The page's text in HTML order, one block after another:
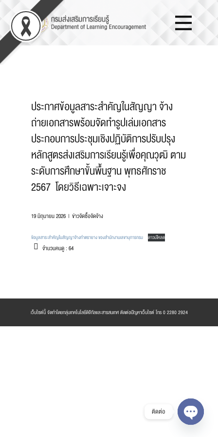
ประกาศข้อมูลสาระสำคัญในสัญญา จ้าง
ถ่ายเอกสารพร้อมจัดทำรูปเล่มเอกสาร
ประกอบการประชุมเชิงปฏิบัติการปรับปรุง
หลักสูตรส่งเสริมการเรียนรู้เพื่อคุณวุฒิ ตาม
ระดับการศึกษาขั้นพื้นฐาน พุทธศักราช
2567 โดยวิธีเฉพาะเจาะจง
19 มิถุนายน 2026 ข่าวจัดซื้อจัดจ้าง
ข้อมูลสาระสำคัญในสัญญาจ้างทำตรายาง ของสำนักงานเลขานุการกรม ดาวน์โหลด
จำนวนคนดู : 64
เว็บไซต์นี้ จัดทำโดยกลุ่มเทคโนโลยีดิจิทัลและสารสนเทศ ติดต่อปัญหาเว็บไซต์ โทร 0 2280 2924
ติดต่อ